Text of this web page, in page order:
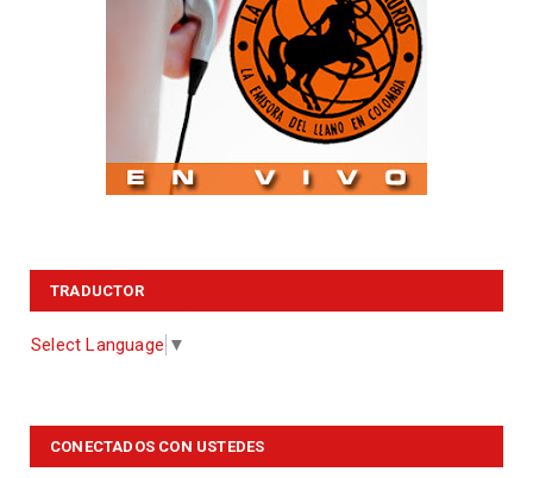
TRADUCTOR
Select Language ▼
CONECTADOS CON USTEDES